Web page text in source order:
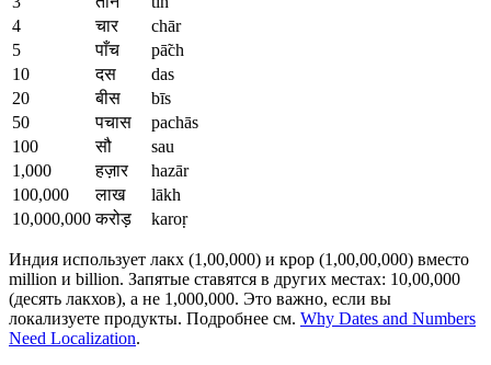
4
चार
chār
5
पाँच
pā̃ch
10
दस
das
20
बीस
bīs
50
पचास
pachās
100
सौ
sau
1,000
हज़ार
hazār
100,000
लाख
lākh
10,000,000 करोड़ karoṛ
Индия использует лакх (1,00,000) и крор (1,00,00,000) вместо
million и billion. Запятые ставятся в других местах: 10,00,000
(десять лакхов), а не 1,000,000. Это важно, если вы
локализуете продукты. Подробнее см. Why Dates and Numbers
Need Localization.